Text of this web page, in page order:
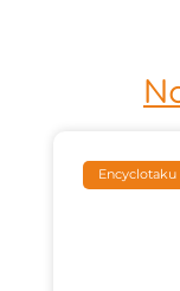
Encyclotaku